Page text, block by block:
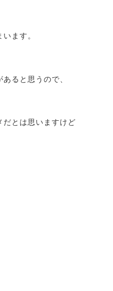
ます。
ると思うので、
だとは思いますけど